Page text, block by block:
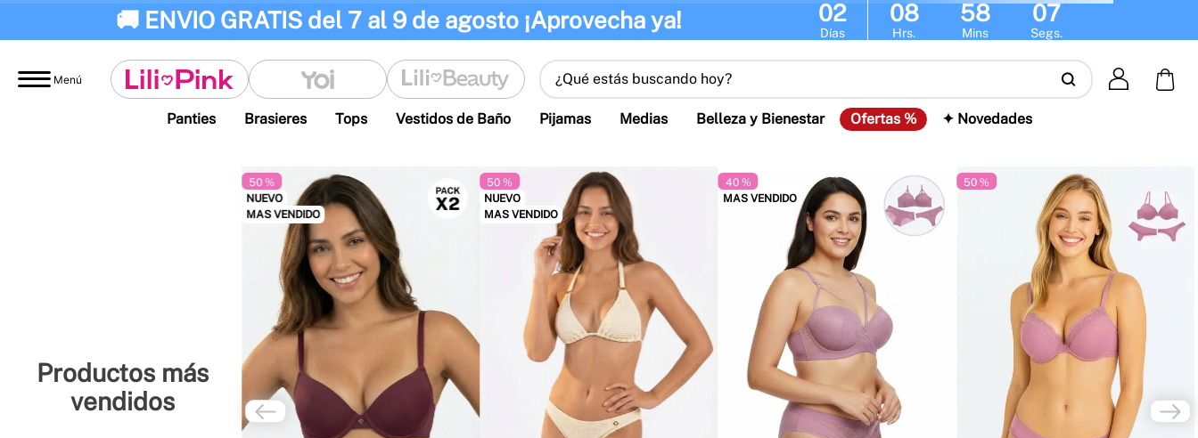
🚚 ENVIO GRATIS del 7 al 9 de agosto ¡Aprovecha ya! 02
Días
08
Hrs.
58
Mins
07
Segs.
Menú ¿Qué estás buscando hoy?
Panties Brasieres Tops Vestidos de Baño Pijamas Medias Belleza y Bienestar Ofertas % ✦ Novedades
Productos más
vendidos
50 %
NUEVO
MAS VENDIDO
50 %
NUEVO
MAS VENDIDO
40 %
MAS VENDIDO
50 %